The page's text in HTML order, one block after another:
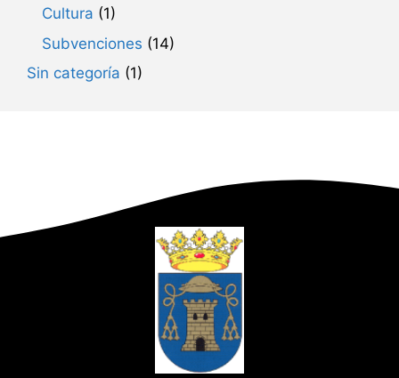
Cultura (1)
Subvenciones (14)
Sin categoría (1)